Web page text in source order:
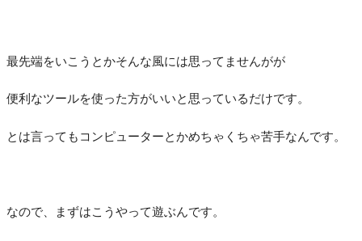
最先端をいこうとかそんな風には思ってませんがが
便利なツールを使った方がいいと思っているだけです。
とは言ってもコンピューターとかめちゃくちゃ苦手なんです。
なので、まずはこうやって遊ぶんです。